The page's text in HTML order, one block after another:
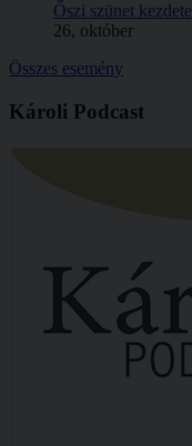
Őszi szünet kezdete
26, október
Összes esemény
Károli Podcast